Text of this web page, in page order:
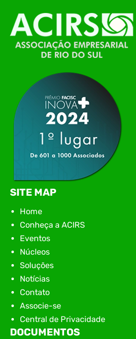
O Polo ACATE-ACIRS, por meio
de Tecnologia da Informação
Itajaí, realizou, no dia 21 de
Conexão Tech NIAVI, reunindo
tecnologia da região para uma
apresentação de novas
encontro aconteceu em Rio…
SITE MAP
Home
Conheça a ACIRS
Eventos
Núcleos
Soluções
Notícias
Contato
Associe-se
Central de Privacidade
DOCUMENTOS